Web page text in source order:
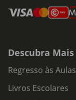
Descubra Mais
Regresso às Aulas
Livros Escolares